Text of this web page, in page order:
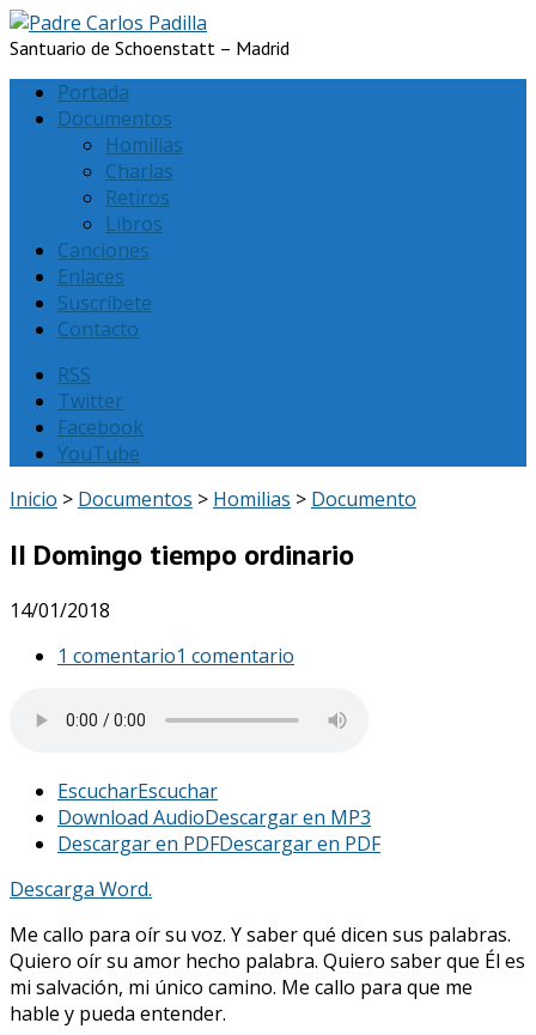
Santuario de Schoenstatt – Madrid
Portada
Documentos
Homilias
Charlas
Retiros
Libros
Canciones
Enlaces
Suscríbete
Contacto
RSS
Twitter
Facebook
YouTube
Inicio > Documentos > Homilias > Documento
II Domingo tiempo ordinario
14/01/2018
1 comentario1 comentario
EscucharEscuchar
Download AudioDescargar en MP3
Descargar en PDFDescargar en PDF
Descarga Word.
Me callo para oír su voz. Y saber qué dicen sus palabras.
Quiero oír su amor hecho palabra. Quiero saber que Él es
mi salvación, mi único camino. Me callo para que me
hable y pueda entender.